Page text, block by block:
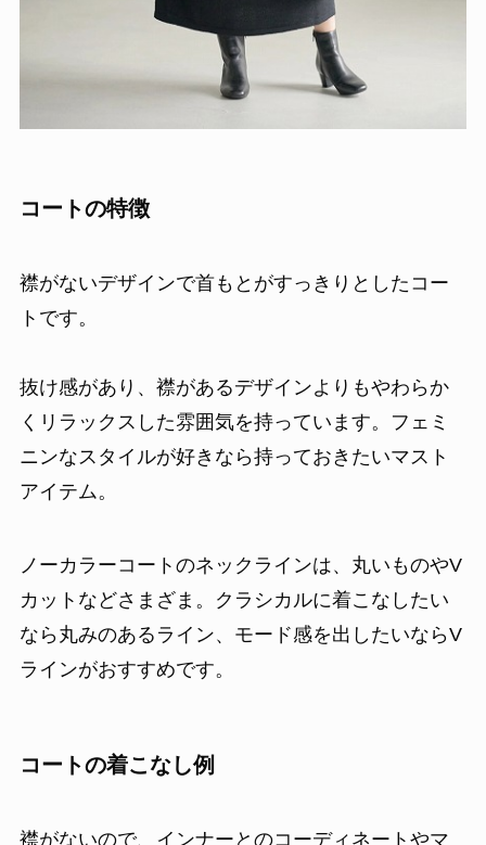
コートの特徴
襟がないデザインで首もとがすっきりとしたコー
トです。
抜け感があり、襟があるデザインよりもやわらか
くリラックスした雰囲気を持っています。フェミ
ニンなスタイルが好きなら持っておきたいマスト
アイテム。
ノーカラーコートのネックラインは、丸いものやV
カットなどさまざま。クラシカルに着こなしたい
なら丸みのあるライン、モード感を出したいならV
ラインがおすすめです。
コートの着こなし例
襟がないので、インナーとのコーディネートやマ